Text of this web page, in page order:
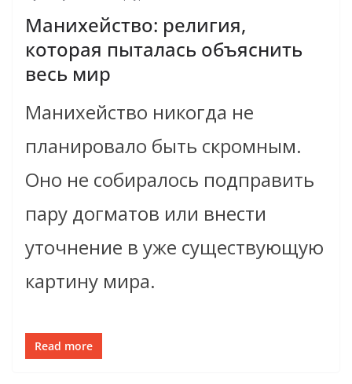
Манихейство: религия,
которая пыталась объяснить
весь мир
Манихейство никогда не
планировало быть скромным.
Оно не собиралось подправить
пару догматов или внести
уточнение в уже существующую
картину мира.
Read more